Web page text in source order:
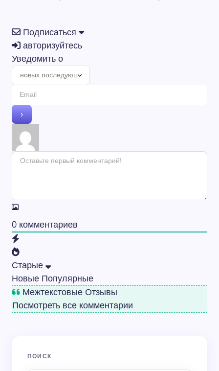
Подписаться
авторизуйтесь
Уведомить о
0комментариев
Старые
НовыеПопулярные
Межтекстовые Отзывы
Посмотреть все комментарии
ПОИСК